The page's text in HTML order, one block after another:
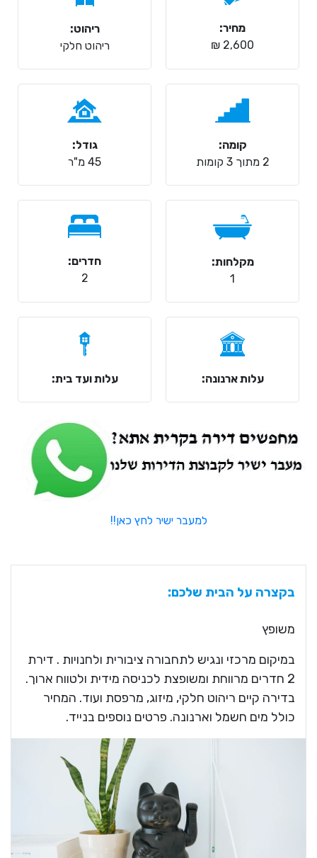
מחיר:
2,600 ₪
ריהוט:
ריהוט חלקי
קומה:
2 מתוך 3 קומות
גודל:
45 מ"ר
מקלחות:
1
חדרים:
2
עלות ארנונה: עלות ועד בית:
למעבר ישיר לחץ כאן!!
בקצרה על הבית שלכם:
משופץ
במיקום מרכזי ונגיש לתחבורה ציבורית ולחנויות . דירת
2 חדרים מרווחת ומשופצת לכניסה מידית ולטווח ארוך.
בדירה קיים ריהוט חלקי, מיזוג, מרפסת ועוד. המחיר
כולל מים חשמל וארנונה. פרטים נוספים בנייד.